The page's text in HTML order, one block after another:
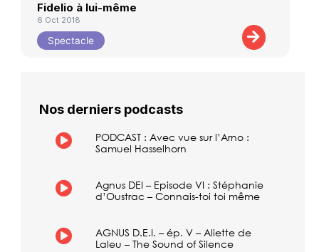
Fidelio à lui-même
6 Oct 2018
Spectacle
Nos derniers podcasts
PODCAST : Avec vue sur l’Arno :
Samuel Hasselhorn
Agnus DEI – Episode VI : Stéphanie
d’Oustrac – Connais-toi toi même
AGNUS D.E.I. – ép. V – Aliette de
Laleu – The Sound of Silence